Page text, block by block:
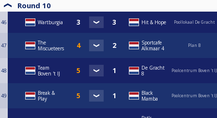
Round 10
46 Wartburgia Hit & Hope Poollokaal De Gracht
47
The
Miscueteers
Sportcafe
Alkmaar 4
Plan B
48
Team
Boven 't IJ
De Gracht
8
Poolcentrum Boven 't IJ
49
Break &
Play
Black
Mamba
Poolcentrum Boven 't IJ